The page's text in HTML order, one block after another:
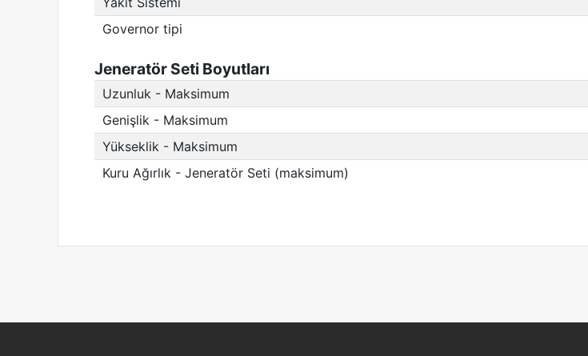
Governor tipi
Jeneratör Seti Boyutları
Uzunluk - Maksimum
Genişlik - Maksimum
Yükseklik - Maksimum
Kuru Ağırlık - Jeneratör Seti (maksimum)